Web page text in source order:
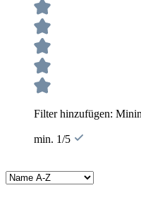
Filter hinzufügen:
min. 1/5